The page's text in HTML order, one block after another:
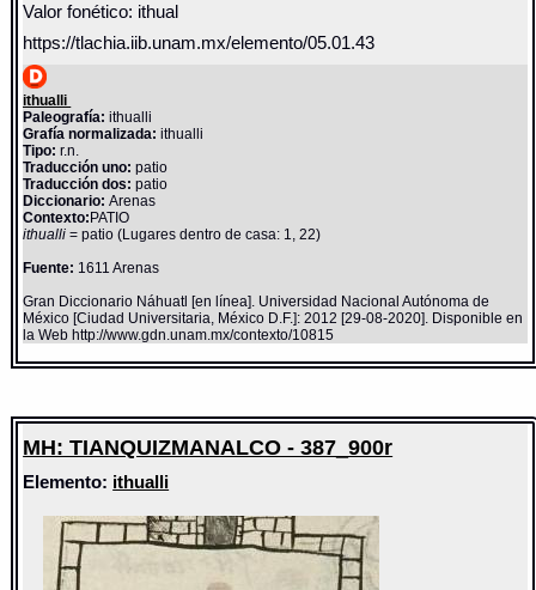
Valor fonético: ithual
https://tlachia.iib.unam.mx/elemento/05.01.43
ithualli
Paleografía: ithualli
Grafía normalizada: ithualli
Tipo: r.n.
Traducción uno: patio
Traducción dos: patio
Diccionario:Arenas
Contexto: PATIO
ithualli= patio (Lugares dentro de casa: 1, 22)
Fuente: 1611 Arenas
Gran Diccionario Náhuatl [en línea]. Universidad Nacional Autónoma de
México [Ciudad Universitaria, México D.F.]: 2012 [29-08-2020]. Disponible en
la Web http://www.gdn.unam.mx/contexto/10815
MH: TIANQUIZMANALCO - 387_900r
Elemento: ithualli